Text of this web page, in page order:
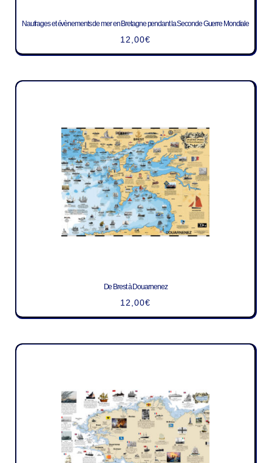
Naufrages et évènements de mer en Bretagne pendant la Seconde Guerre Mondiale
12,00€
De Brest à Douarnenez
12,00€